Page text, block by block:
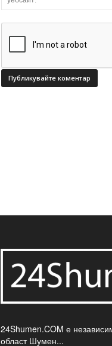
24Shumen.COM е
област Шумен...